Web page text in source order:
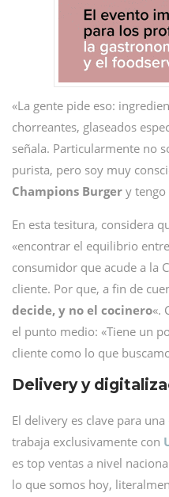
«La gente pide eso:
chorreantes, glaseados
señala. Particularmente no
purista, pero soy muy
Champions Burger y tengo
En esta tesitura, considera
«encontrar el equilibrio
consumidor que acude a la
cliente. Por que, a fin de
decide, y no el cocinero«.
el punto medio: «Tiene un
cliente como lo que
Delivery y
El delivery es clave para
trabaja exclusivamente con
es top ventas a nivel
lo que somos hoy,